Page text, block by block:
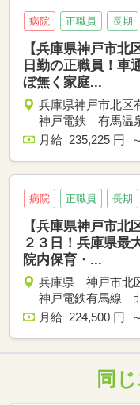
病院 正職員 長期
【兵庫県神戸市
日勤の正職員！車
ぼ無く家庭...
兵庫県神戸市北区
神戸電鉄 有馬温
月給 235,225 円
病院 正職員 長期
【兵庫県神戸市
２３日！兵庫県最
院内保育・...
兵庫県 神戸市北
神戸電鉄有馬線
月給 224,500 円 ～
同